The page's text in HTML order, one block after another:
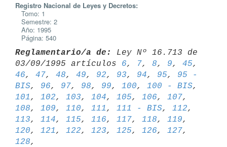
Registro Nacional de Leyes y Decretos:
Tomo: 1
Semestre: 2
Año: 1995
Página: 540
Reglamentario/a de:
Ley Nº 16.713 de
03/09/1995 artículos 6, 7, 8, 9, 45
46, 47, 48, 49, 92, 93, 94, 95, 95 -
BIS, 96, 97, 98, 99, 100, 100 - BIS
101 , 102, 103, 104, 105, 106, 107
108, 109, 110, 111 , 111 - BIS, 112,
113, 114, 115, 116, 117, 118, 119
120, 121 , 122, 123, 125, 126, 127
128